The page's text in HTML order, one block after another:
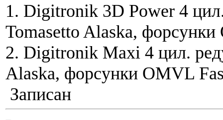
1. Digitronik 3D Power 4
Tomasetto Alaska,
2. Digitronik Maxi 4 цил.
Alaska, форсунки OMVL
Записан